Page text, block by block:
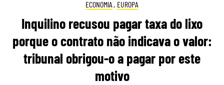
ECONOMIA , EUROPA
Inquilino recusou pagar taxa do lixo
porque o contrato não indicava o valor:
tribunal obrigou-o a pagar por este
motivo